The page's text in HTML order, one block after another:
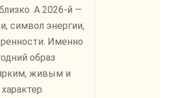
А 2026-й —
символ энергии,
Именно
образ
живым и